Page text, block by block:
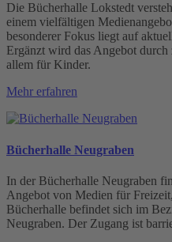
Die Bücherhalle Lokstedt
einem vielfältigen
besonderer Fokus liegt auf
Ergänzt wird das Angebot
allem für Kinder.
Mehr erfahren
Bücherhalle Neugraben
In der Bücherhalle Neugraben
Angebot von Medien für
Bücherhalle befindet sich im
Neugraben. Der Zugang ist